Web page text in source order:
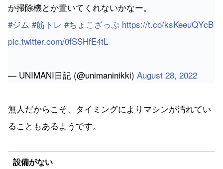
か掃除機とか置いてくれないかなー。
#ジム #筋トレ #ちょこざっぷ https://t.co/ksKeeuQYcB
pic.twitter.com/0fSSHfE4tL
— UNIMANI日記 (@unimaninikki) August 28, 2022
無人だからこそ、タイミングによりマシンが汚れてい
ることもあるようです。
設備がない